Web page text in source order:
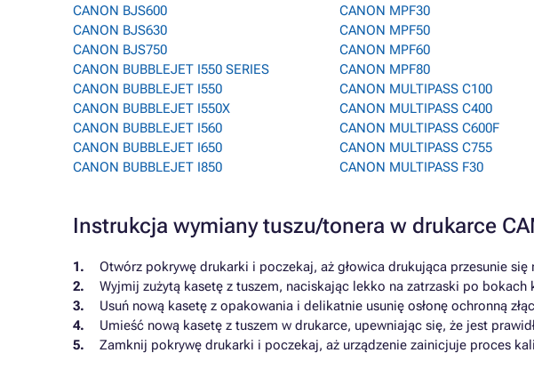
CANON BJS600
CANON BJS630
CANON BJS750
CANON BUBBLEJET I550 SERIES
CANON BUBBLEJET I550
CANON BUBBLEJET I550X
CANON BUBBLEJET I560
CANON BUBBLEJET I650
CANON BUBBLEJET I850
CANON MPF30
CANON MPF50
CANON MPF60
CANON MPF80
CANON MULTIPASS C100
CANON MULTIPASS C400
CANON MULTIPASS C600F
CANON MULTIPASS C755
CANON MULTIPASS F30
Instrukcja wymiany tuszu/tonera w drukarce
Otwórz pokrywę drukarki i poczekaj, aż głowica drukująca przesunie się
Wyjmij zużytą kasetę z tuszem, naciskając lekko na zatrzaski po bokach
Usuń nową kasetę z opakowania i delikatnie usunię osłonę ochronną
Umieść nową kasetę z tuszem w drukarce, upewniając się, że jest
Zamknij pokrywę drukarki i poczekaj, aż urządzenie zainicjuje proces